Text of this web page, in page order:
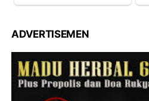
ADVERTISEMEN